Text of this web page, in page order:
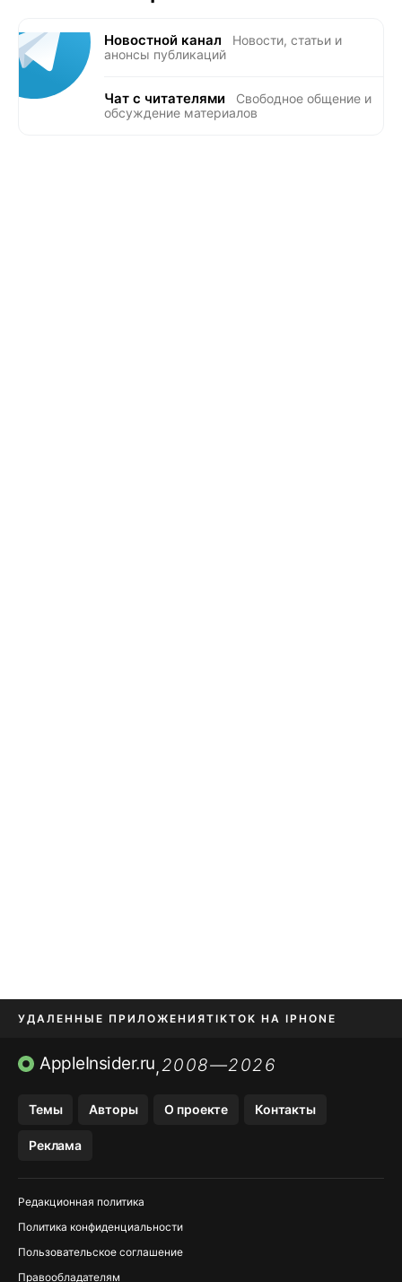
Новостной канал
Новости, статьи и
анонсы публикаций
Чат с читателями
Свободное общение и
обсуждение материалов
УДАЛЕННЫЕ ПРИЛОЖЕНИЯTIKTOK НА IPHONE
ПРИЛОЖЕНИЯ БЕЗ APP STORE
AppleInsider.ru,2008—2026
Темы Авторы О проекте Контакты
Реклама
Редакционная политика
Политика конфиденциальности
Пользовательское соглашение
Правообладателям